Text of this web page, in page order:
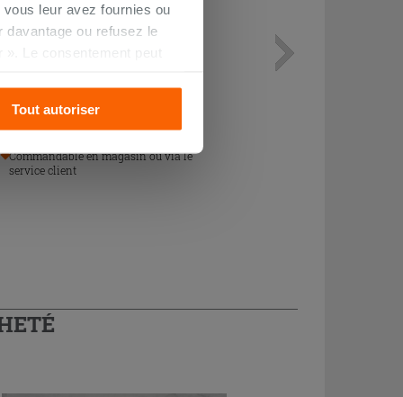
leur avez fournies ou
davantage ou refusez le
Tout autoriser
263,90 €
Commandable en magasin ou via le
service client